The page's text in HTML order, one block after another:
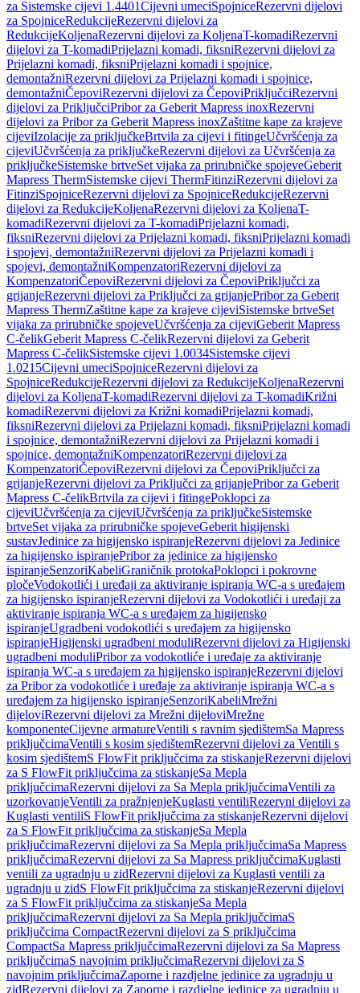
za Sistemske cijevi 1.4401Cijevni umeciSpojniceRezervni dijelovi
za SpojniceRedukcijeRezervni dijelovi za
RedukcijeKoljenaRezervni dijelovi za KoljenaT-komadiRezervni
dijelovi za T-komadiPrijelazni komadi, fiksniRezervni dijelovi za
Prijelazni komadi, fiksniPrijelazni komadi i spojnice,
demontažniRezervni dijelovi za Prijelazni komadi i spojnice,
demontažniČepoviRezervni dijelovi za ČepoviPriključciRezervni
dijelovi za PriključciPribor za Geberit Mapress inoxRezervni
dijelovi za Pribor za Geberit Mapress inoxZaštitne kape za krajeve
cijeviIzolacije za priključkeBrtvila za cijevi i fitingeUčvršćenja za
cijeviUčvršćenja za priključkeRezervni dijelovi za Učvršćenja za
priključkeSistemske brtveSet vijaka za prirubničke spojeveGeberit
Mapress ThermSistemske cijevi ThermFitinziRezervni dijelovi za
FitinziSpojniceRezervni dijelovi za SpojniceRedukcijeRezervni
dijelovi za RedukcijeKoljenaRezervni dijelovi za KoljenaT-
komadiRezervni dijelovi za T-komadiPrijelazni komadi,
fiksniRezervni dijelovi za Prijelazni komadi, fiksniPrijelazni komadi
i spojevi, demontažniRezervni dijelovi za Prijelazni komadi i
spojevi, demontažniKompenzatoriRezervni dijelovi za
KompenzatoriČepoviRezervni dijelovi za ČepoviPriključci za
grijanjeRezervni dijelovi za Priključci za grijanjePribor za Geberit
Mapress ThermZaštitne kape za krajeve cijeviSistemske brtveSet
vijaka za prirubničke spojeveUčvršćenja za cijeviGeberit Mapress
C-čelikGeberit Mapress C-čelikRezervni dijelovi za Geberit
Mapress C-čelikSistemske cijevi 1.0034Sistemske cijevi
1.0215Cijevni umeciSpojniceRezervni dijelovi za
SpojniceRedukcijeRezervni dijelovi za RedukcijeKoljenaRezervni
dijelovi za KoljenaT-komadiRezervni dijelovi za T-komadiKrižni
komadiRezervni dijelovi za Križni komadiPrijelazni komadi,
fiksniRezervni dijelovi za Prijelazni komadi, fiksniPrijelazni komadi
i spojnice, demontažniRezervni dijelovi za Prijelazni komadi i
spojnice, demontažniKompenzatoriRezervni dijelovi za
KompenzatoriČepoviRezervni dijelovi za ČepoviPriključci za
grijanjeRezervni dijelovi za Priključci za grijanjePribor za Geberit
Mapress C-čelikBrtvila za cijevi i fitingePoklopci za
cijeviUčvršćenja za cijeviUčvršćenja za priključkeSistemske
brtveSet vijaka za prirubničke spojeveGeberit higijenski
sustavJedinice za higijensko ispiranjeRezervni dijelovi za Jedinice
za higijensko ispiranjePribor za jedinice za higijensko
ispiranjeSenzoriKabeliGraničnik protokaPoklopci i pokrovne
pločeVodokotlići i uređaji za aktiviranje ispiranja WC-a s uređajem
za higijensko ispiranjeRezervni dijelovi za Vodokotlići i uređaji za
aktiviranje ispiranja WC-a s uređajem za higijensko
ispiranjeUgradbeni vodokotlići s uređajem za higijensko
ispiranjeHigijenski ugradbeni moduliRezervni dijelovi za Higijenski
ugradbeni moduliPribor za vodokotliće i uređaje za aktiviranje
ispiranja WC-a s uređajem za higijensko ispiranjeRezervni dijelovi
za Pribor za vodokotliće i uređaje za aktiviranje ispiranja WC-a s
uređajem za higijensko ispiranjeSenzoriKabeliMrežni
dijeloviRezervni dijelovi za Mrežni dijeloviMrežne
komponenteCijevne armatureVentili s ravnim sjedištemSa Mapress
priključcimaVentili s kosim sjedištemRezervni dijelovi za Ventili s
kosim sjedištemS FlowFit priključcima za stiskanjeRezervni dijelovi
za S FlowFit priključcima za stiskanjeSa Mepla
priključcimaRezervni dijelovi za Sa Mepla priključcimaVentili za
uzorkovanjeVentili za pražnjenjeKuglasti ventiliRezervni dijelovi za
Kuglasti ventiliS FlowFit priključcima za stiskanjeRezervni dijelovi
za S FlowFit priključcima za stiskanjeSa Mepla
priključcimaRezervni dijelovi za Sa Mepla priključcimaSa Mapress
priključcimaRezervni dijelovi za Sa Mapress priključcimaKuglasti
ventili za ugradnju u zidRezervni dijelovi za Kuglasti ventili za
ugradnju u zidS FlowFit priključcima za stiskanjeRezervni dijelovi
za S FlowFit priključcima za stiskanjeSa Mepla
priključcimaRezervni dijelovi za Sa Mepla priključcimaS
priključcima CompactRezervni dijelovi za S priključcima
CompactSa Mapress priključcimaRezervni dijelovi za Sa Mapress
priključcimaS navojnim priključcimaRezervni dijelovi za S
navojnim priključcimaZaporne i razdjelne jedinice za ugradnju u
zidRezervni dijelovi za Zaporne i razdjelne jedinice za ugradnju u